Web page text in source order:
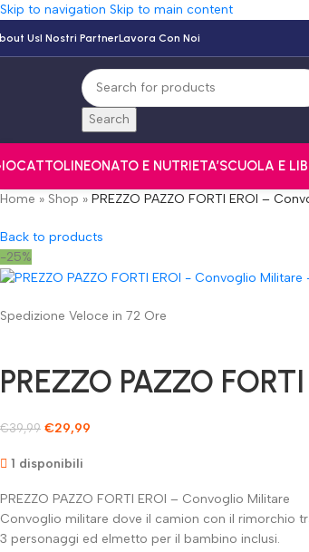
Skip to navigation Skip to main content
UsI Nostri PartnerLavora Con Noi
Search
NEONATO E NUTRIETA’SCUOLA E
Home » Shop » PREZZO PAZZO FORTI EROI –
Back to products
-25%
Spedizione Veloce in 72 Ore
PREZZO PAZZO
€39,99 €29,99
1 disponibili
PREZZO PAZZO FORTI EROI – Convoglio Militare
Convoglio militare dove il camion con il rimorchio
3 personaggi ed elmetto per il bambino inclusi.